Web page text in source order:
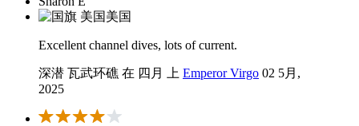
美国
Excellent channel dives, lots of current.
深潜 瓦武环礁 在 四月 上 Emperor Virgo 02 5月,
2025